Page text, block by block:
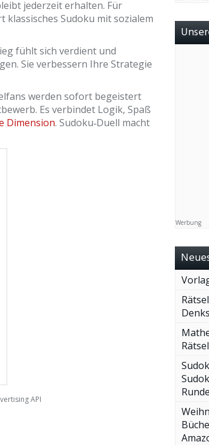
jederzeit erhalten. Für
klassisches Sudoku mit sozialem
fühlt sich verdient und
Sie verbessern Ihre Strategie
werden sofort begeistert
Es verbindet Logik, Spaß
Dimension. Sudoku‑Duell macht
API
Werbung